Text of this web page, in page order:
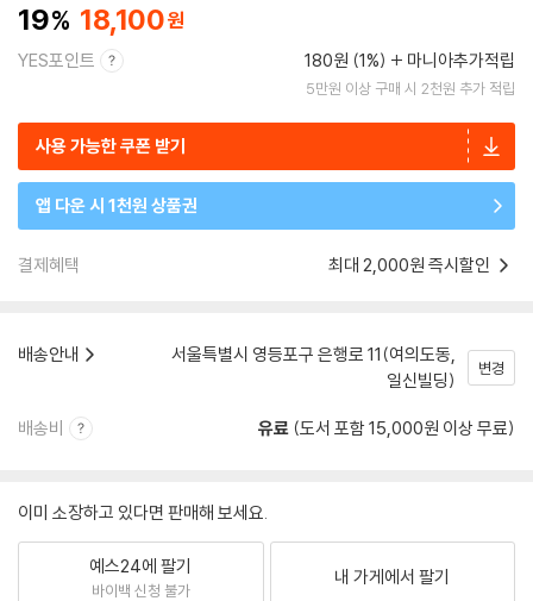
19 18,100
YES포인트 180원 (1%) 마니아추가적립
5만원 이상 구매 시 2천원 추가 적립
사용 가능한 쿠폰 받기
앱 다운 시 1천원 상품권
결제혜택 최대 2,000원 즉시할인
배송안내
서울특별시 영등포구 은행로 11(여의도동,
일신빌딩)
변경
배송비 유료 (도서 포함 15,000원 이상 무료)
이미 소장하고 있다면 판매해 보세요.
예스24에 팔기
바이백 신청 불가
내 가게에서 팔기